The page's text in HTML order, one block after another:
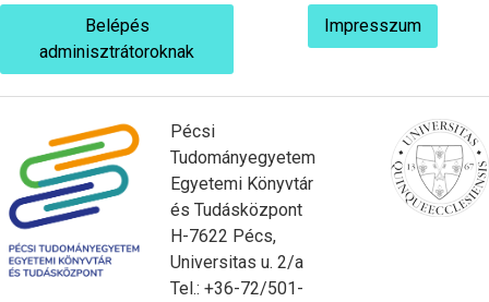
Belépés
adminisztrátoroknak
Impresszum
Pécsi
Tudományegyetem
Egyetemi Könyvtár
és Tudásközpont
H-7622 Pécs,
Universitas u. 2/a
Tel.: +36-72/501-